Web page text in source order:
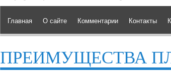
Главная О сайте Комментарии Контакты
ПРЕИМУЩЕСТВА